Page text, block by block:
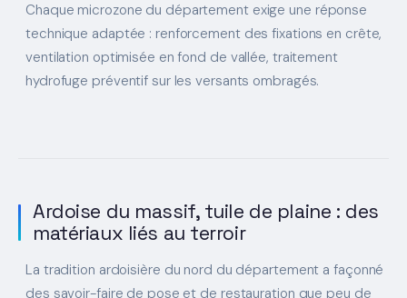
Chaque microzone du département exige une réponse
technique adaptée : renforcement des fixations en crête,
ventilation optimisée en fond de vallée, traitement
hydrofuge préventif sur les versants ombragés.
Ardoise du massif, tuile de plaine : des
matériaux liés au terroir
La tradition ardoisière du nord du département a façonné
des savoir-faire de pose et de restauration que peu de